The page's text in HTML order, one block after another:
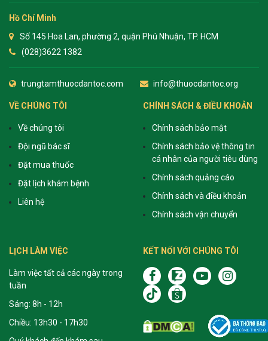
Hồ Chí Minh
Số 145 Hoa Lan, phường 2, quận Phú Nhuận, TP. HCM
(028)3622 1382
trungtamthuocdantoc.com info@thuocdantoc.org
VỀ CHÚNG TÔI
Về chúng tôi
Đội ngũ bác sĩ
Đặt mua thuốc
Đặt lịch khám bệnh
Liên hệ
CHÍNH SÁCH & ĐIỀU KHOẢN
Chính sách bảo mật
Chính sách bảo vệ thông tin
cá nhân của người tiêu dùng
Chính sách quảng cáo
Chính sách và điều khoản
Chính sách vận chuyển
LỊCH LÀM VIỆC
Làm việc tất cả các ngày trong
tuần
Sáng: 8h - 12h
Chiều: 13h30 - 17h30
KẾT NỐI VỚI CHÚNG TÔI